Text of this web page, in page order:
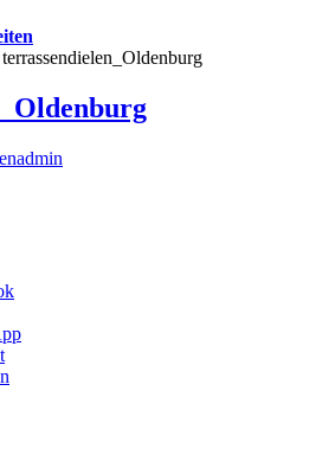
terrassendielen_Oldenburg